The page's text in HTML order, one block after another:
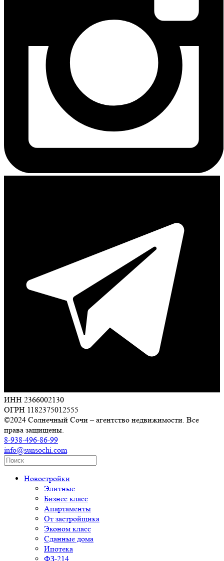
ИНН 2366002130
ОГРН 1182375012555
©2024 Солнечный Сочи – агентство недвижимости. Все
права защищены.
8-938-496-86-99
info@sunsochi.com
Новостройки
Элитные
Бизнес класс
Апартаменты
От застройщика
Эконом класс
Сданные дома
Ипотека
ФЗ-214